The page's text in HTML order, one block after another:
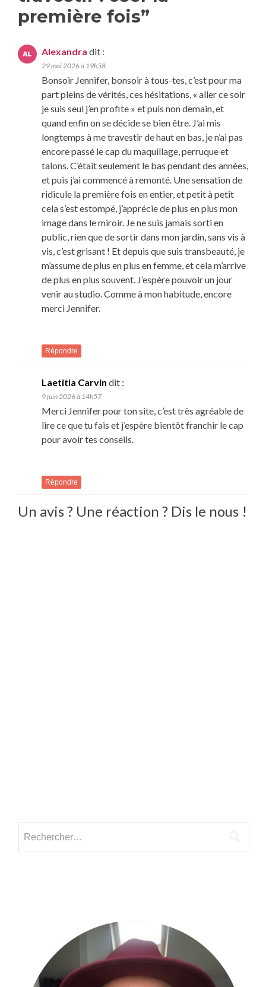
première fois”
Alexandra dit :
29 mai 2026 à 19h58
Bonsoir Jennifer, bonsoir à tous-tes, c’est pour ma
part pleins de vérités, ces hésitations, « aller ce soir
je suis seul j’en profite » et puis non demain, et
quand enfin on se décide se bien être. J’ai mis
longtemps à me travestir de haut en bas, je n’ai pas
encore passé le cap du maquillage, perruque et
talons. C’était seulement le bas pendant des années,
et puis j’ai commencé à remonté. Une sensation de
ridicule la première fois en entier, et petit à petit
cela s’est estompé, j’apprécie de plus en plus mon
image dans le miroir. Je ne suis jamais sorti en
public, rien que de sortir dans mon jardin, sans vis à
vis, c’est grisant ! Et depuis que suis transbeauté, je
m’assume de plus en plus en femme, et cela m’arrive
de plus en plus souvent. J’espère pouvoir un jour
venir au studio. Comme à mon habitude, encore
merci Jennifer.
Répondre
Laetitia Carvin dit :
9 juin 2026 à 14h57
Merci Jennifer pour ton site, c’est très agréable de
lire ce que tu fais et j’espère bientôt franchir le cap
pour avoir tes conseils.
Répondre
Un avis ? Une réaction ? Dis le nous !